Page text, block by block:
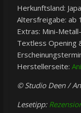
Herkunftsland:
Altersfreigabe: ab
Extras: Mini-
Textless Opening
Herstellerseite:
© Studio Deen /
Lesetipp: